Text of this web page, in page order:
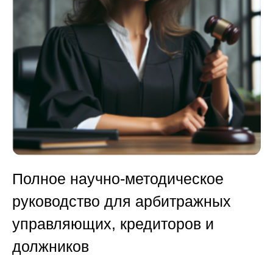
Полное научно-методическое
руководство для арбитражных
управляющих, кредиторов и
должников